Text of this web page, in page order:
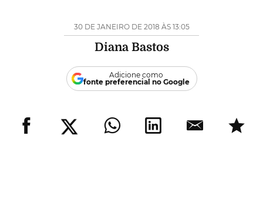
30 DE JANEIRO DE 2018 ÀS 13:05
Diana Bastos
Adicione como
fonte preferencial no Google